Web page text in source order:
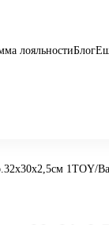
лояльностиБлог
1TOY/